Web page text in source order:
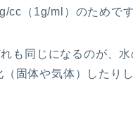
cc（1g/ml）のためです
も同じになるのが、
固体や気体）したり